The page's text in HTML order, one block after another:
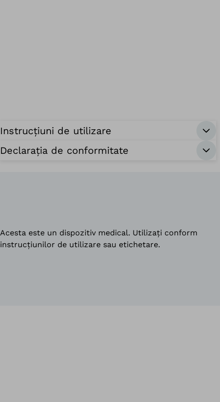
Instrucțiuni de utilizare
Declarația de conformitate
Acesta este un dispozitiv medical. Utilizați conform
instrucțiunilor de utilizare sau etichetare.